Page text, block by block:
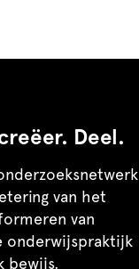
Deel.
van het
van
onderwijspraktijk
bewijs.